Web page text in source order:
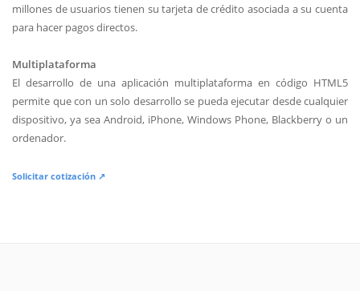
millones de usuarios tienen su tarjeta de crédito asociada a su cuenta
para hacer pagos directos.
Multiplataforma
El desarrollo de una aplicación multiplataforma en código HTML5
permite que con un solo desarrollo se pueda ejecutar desde cualquier
dispositivo, ya sea Android, iPhone, Windows Phone, Blackberry o un
ordenador.
Solicitar cotización ↗